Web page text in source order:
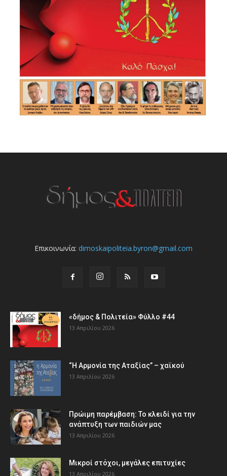
Επικοινωνία: dimoskaipoliteia.byron@gmail.com
«δήμος & Πολιτεία» Φύλλο #44
13 Απριλίου 2026
“Η Αρμονία της Αταξίας” – χαϊκού
13 Απριλίου 2026
Πρώιμη παρέμβαση: Το κλειδί για την
ανάπτυξη των παιδιών µας
13 Απριλίου 2026
Μικροί στόχοι, μεγάλες επιτυχίες
13 Απριλίου 2026